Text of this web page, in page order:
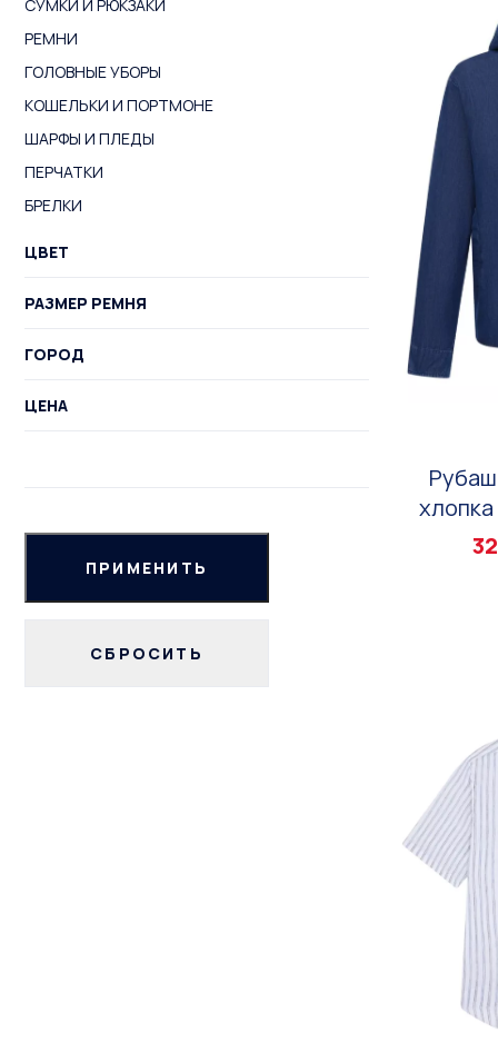
СУМКИ И РЮКЗАКИ
РЕМНИ
ГОЛОВНЫЕ УБОРЫ
КОШЕЛЬКИ И ПОРТМОНЕ
ШАРФЫ И ПЛЕДЫ
ПЕРЧАТКИ
БРЕЛКИ
ЦВЕТ
РАЗМЕР РЕМНЯ
ГОРОД
ЦЕНА